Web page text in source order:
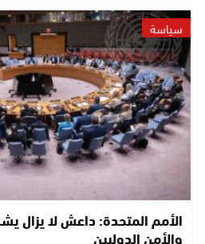
سياسة
الأمم المتحدة: داعش لا يزال
والأمن الدوليين